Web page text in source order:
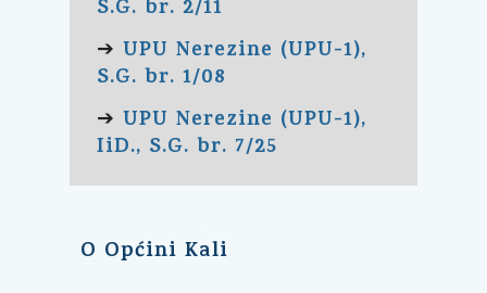
S.G. br. 2/11
➔ UPU Nerezine (UPU-1),
S.G. br. 1/08
➔ UPU Nerezine (UPU-1),
IiD., S.G. br. 7/25
O Općini Kali